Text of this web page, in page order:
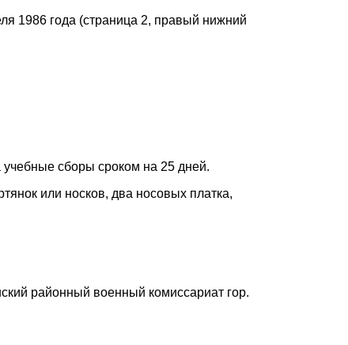
1986 года (страница 2, правый нижний
учебные сборы сроком на 25 дней.
или носков, два носовых платка,
районный военный комиссариат гор.